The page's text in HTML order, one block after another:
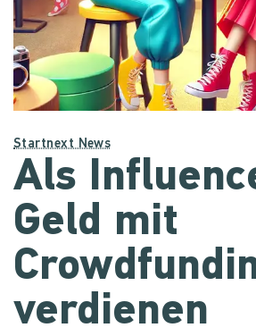
Startnext News
Als
Geld mit
verdienen